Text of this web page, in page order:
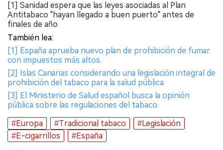
[1] Sanidad espera que las leyes asociadas al Plan
Antitabaco "hayan llegado a buen puerto" antes de
finales de año
También lea:
[1] España aprueba nuevo plan de prohibición de fumar
con impuestos más altos.
[2] Islas Canarias considerando una legislación integral de
prohibición del tabaco para la salud pública
[3] El Ministerio de Salud español busca la opinión
pública sobre las regulaciones del tabaco.
#Europa
#Tradicional tabaco
#Legislación
#E-cigarrillos
#España